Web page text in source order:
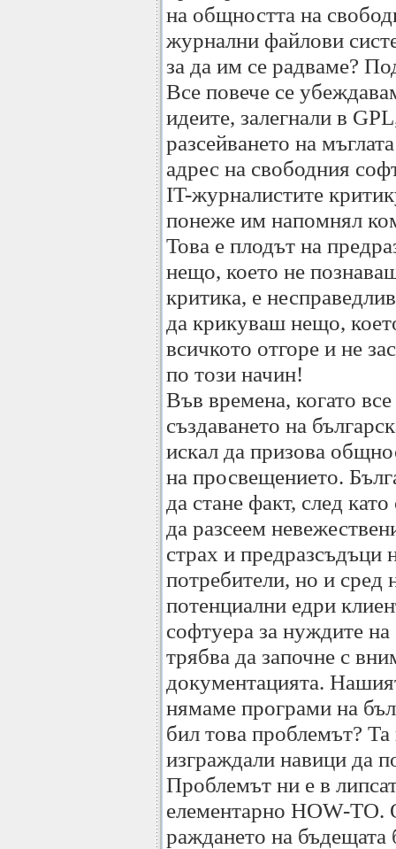
на общността на
журнални файлови
за да им се радваме?
Все повече се
идеите, залегнали в
разсейването на
адрес на свободния
IT-журналистите
понеже им напомнял
Това е плодът на
нещо, което не
критика, е
да крикуваш нещо,
всичкото отгоре и не
по този начин!
Във времена, когато
създаването на
искал да призова
на просвещението.
да стане факт, след
да разсеем
страх и предразсъдъци
потребители, но и сред
потенциални едри
софтуера за нуждите
трябва да започне с
документацията.
нямаме програми на
бил това проблемът?
изграждали навици да
Проблемът ни е в
елементарно HOW-TO.
раждането на бъдещата